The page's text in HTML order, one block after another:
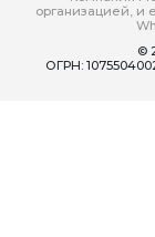
организацией, и
©
ОГРН: